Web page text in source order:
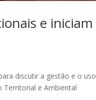
e iniciam
discutir a gestão e o uso
Territorial e Ambiental